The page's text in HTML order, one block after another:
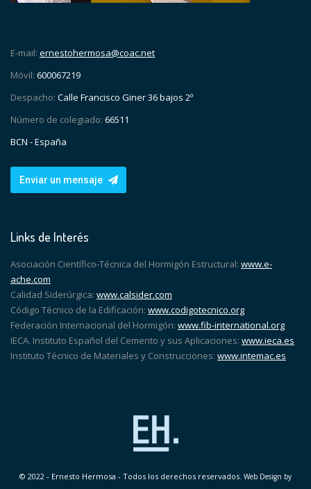
E-mail: ernestohermosa@coac.net
Móvil: 600067219
Despacho: Calle Francisco Giner 36 bajos 2º
Número de colegiado: 66511
BCN - España
Enviar un mensaje
Links de Interés
Asociación Científico-Técnica del Hormigón Estructural: www.e-
ache.com
Calidad Siderúrgica: www.calsider.com
Código Técnico de la Edificación: www.codigotecnico.org
Federación Internacional del Hormigón: www.fib-international.org
IECA. Instituto Español del Cemento y sus Aplicaciones: www.ieca.es
Instituto Técnico de Materiales y Construcciones: www.intemac.es
© 2022 - Ernesto Hermosa - Todos los derechos reservados. Web Design by